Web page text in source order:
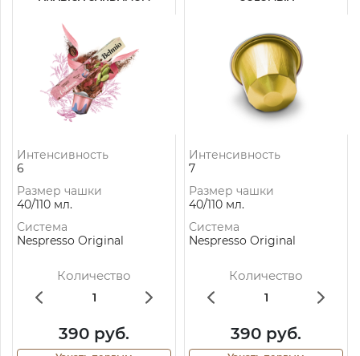
Интенсивность
6
Размер чашки
40/110 мл.
Система
Nespresso Original
Количество
390 руб.
Интенсивность
7
Размер чашки
40/110 мл.
Система
Nespresso Original
Количество
390 руб.